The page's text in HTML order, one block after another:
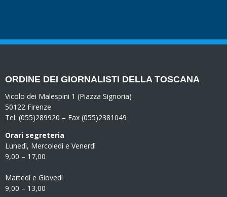
ORDINE DEI GIORNALISTI DELLA TOSCANA
Vicolo dei Malespini 1 (Piazza Signoria)
50122 Firenze
Tel. (055)289920 – Fax (055)2381049
Orari segreteria
Lunedì, Mercoledì e Venerdì
9,00 – 17,00
Martedì e Giovedì
9,00 – 13,00